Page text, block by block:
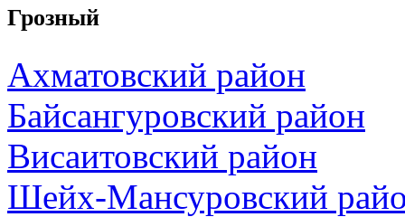
Грозный
Ахматовский район
Байсангуровский район
Висаитовский район
Шейх-Мансуровский